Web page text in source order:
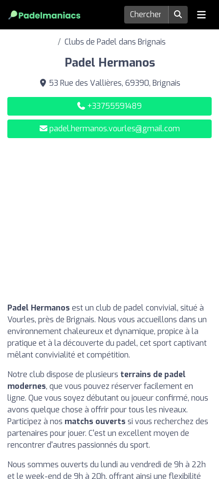
Clubs de Padel dans Brignais
Padel Hermanos
53 Rue des Vallières, 69390, Brignais
+33755591489
padel.hermanos.vourles@gmail.com
Padel Hermanos est un club de padel convivial, situé à
Vourles, près de Brignais. Nous vous accueillons dans un
environnement chaleureux et dynamique, propice à la
pratique et à la découverte du padel, cet sport captivant
mêlant convivialité et compétition.
Notre club dispose de plusieurs terrains de padel
modernes, que vous pouvez réserver facilement en
ligne. Que vous soyez débutant ou joueur confirmé, nous
avons quelque chose à offrir pour tous les niveaux.
Participez à nos matchs ouverts si vous recherchez des
partenaires pour jouer. C'est un excellent moyen de
rencontrer d'autres passionnés du sport.
Nous sommes ouverts du lundi au vendredi de 9h à 22h
et le week-end de 9h à 20h, offrant ainsi une flexibilité